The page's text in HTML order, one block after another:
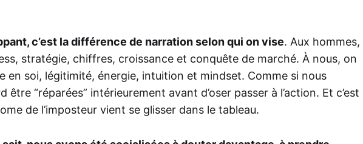
c’est la différence de narration selon qui on vise. Aux hommes,
stratégie, chiffres, croissance et conquête de marché. À nous, on
en soi, légitimité, énergie, intuition et mindset. Comme si nous
être “réparées” intérieurement avant d’oser passer à l’action. Et c’est
de l’imposteur vient se glisser dans le tableau.